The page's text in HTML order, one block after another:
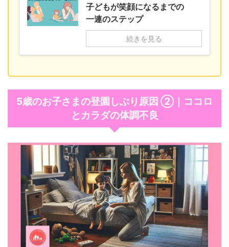
子どもが笑顔になるまでの
一連のステップ
続きを見る
5歳のお子さまの登園しぶり原因 ②｜ココロ
とカラダの体調不良